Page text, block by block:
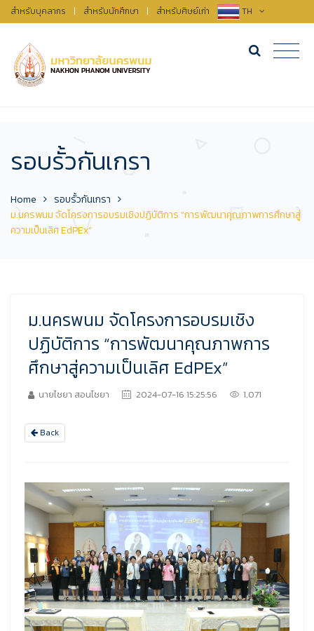
สำหรับบุคลากร | สำหรับนักศึกษา | สำหรับศิษย์เก่า TH
รอบรั้วกันเกรา
Home
รอบรั้วกันเกรา
ม.นครพนม จัดโครงการอบรมเชิงปฏิบัติการ “การพัฒนาคุณภาพการศึกษาสู่
ความเป็นเลิศ EdPEx”
ม.นครพนม จัดโครงการอบรมเชิง
ปฏิบัติการ “การพัฒนาคุณภาพการ
ศึกษาสู่ความเป็นเลิศ EdPEx”
นายไชยา สอนไชยา 2024-07-16 15:25:56 1,071
Back